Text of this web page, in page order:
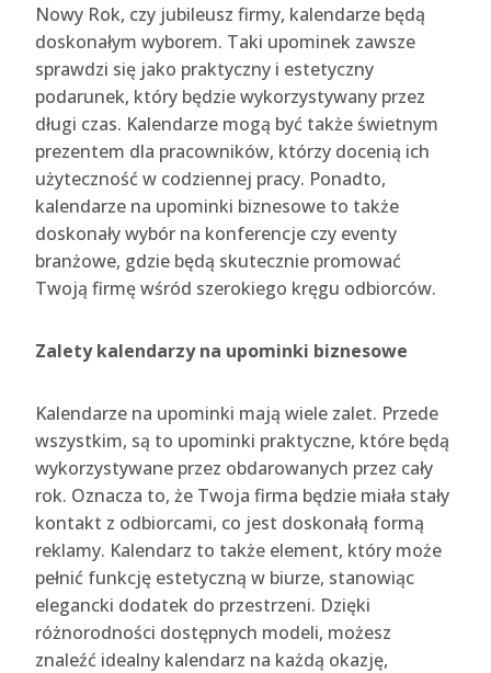
Nowy Rok, czy jubileusz firmy, kalendarze będą
doskonałym wyborem. Taki upominek zawsze
sprawdzi się jako praktyczny i estetyczny
podarunek, który będzie wykorzystywany przez
długi czas. Kalendarze mogą być także świetnym
prezentem dla pracowników, którzy docenią ich
użyteczność w codziennej pracy. Ponadto,
kalendarze na upominki biznesowe to także
doskonały wybór na konferencje czy eventy
branżowe, gdzie będą skutecznie promować
Twoją firmę wśród szerokiego kręgu odbiorców.
Zalety kalendarzy na upominki biznesowe
Kalendarze na upominki mają wiele zalet. Przede
wszystkim, są to upominki praktyczne, które będą
wykorzystywane przez obdarowanych przez cały
rok. Oznacza to, że Twoja firma będzie miała stały
kontakt z odbiorcami, co jest doskonałą formą
reklamy. Kalendarz to także element, który może
pełnić funkcję estetyczną w biurze, stanowiąc
elegancki dodatek do przestrzeni. Dzięki
różnorodności dostępnych modeli, możesz
znaleźć idealny kalendarz na każdą okazję,